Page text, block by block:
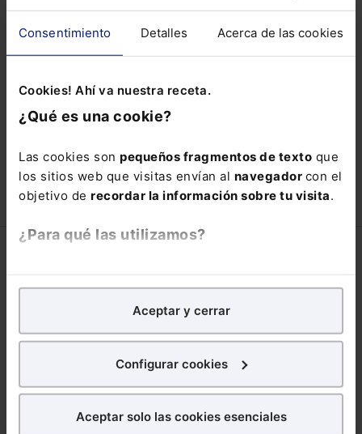
Consentimiento Detalles Acerca de las cookies
Cookies! Ahí va nuestra receta.
¿Qué es una cookie?
Las cookies son pequeños fragmentos de texto que
los sitios web que visitas envían al navegador con el
objetivo de recordar la información sobre tu visita.
¿Para qué las utilizamos?
analíticospara tratar demejorar tu experienciaen
nuestra página web. También con fines publicitarios,
para poder mostrarte publicidad y contenidos de tu
¿Qué puedes hacer?
Aceptar y cerrar
Configurar cookies
Aceptar solo las cookies esenciales
¿Has olvidado tu contraseña?
Si todavía no te has suscrito, no pierdas
está oportunidad y adquiere tu acceso
con un25% de descuento
COMPRAR
Lefebvre
Trabaja con nosotros
Productos